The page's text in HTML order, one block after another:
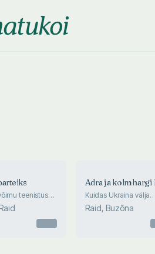
teenistuses
Adra ja kolmhargi
Kuidas Ukraina välja
mõeldi
Raid, Buzõna